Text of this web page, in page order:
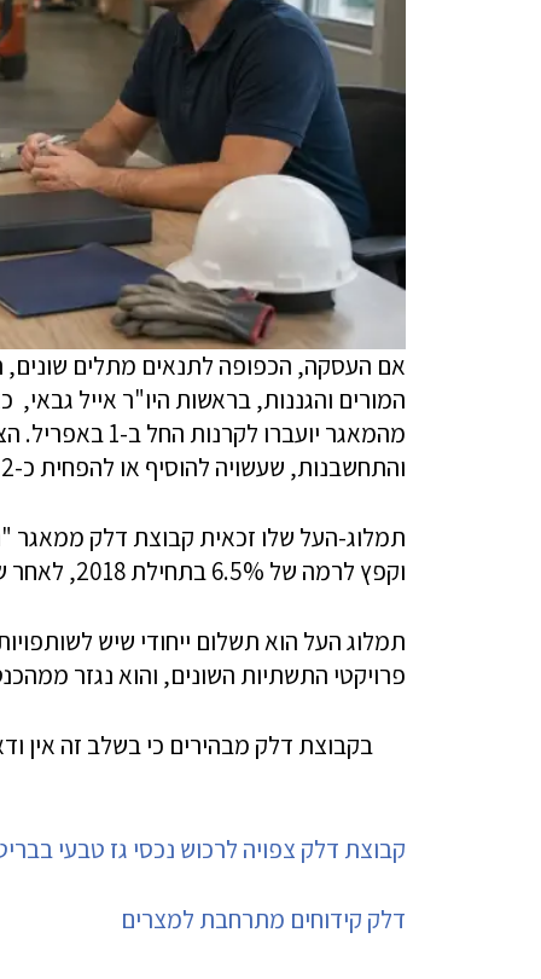
אם העסקה, הכפופה לתנאים מתלים
והתחשבנות, שעשויה להוסיף או להפחית כ-2 מיליון דולר מסכום התמורה.
וקפץ לרמה של 6.5% בתחילת 2018, לאחר שהוחזרה ההשקעה במאגר הגז.
תמלוג העל הוא תשלום ייחודי שיש
פרויקטי התשתיות השונים, והוא נגזר
בקבוצת דלק מבהירים כי בשלב זה אין
קבוצת דלק צפויה לרכוש נכסי גז טבעי בבריטניה ב-2
דלק קידוחים מתרחבת למצרים